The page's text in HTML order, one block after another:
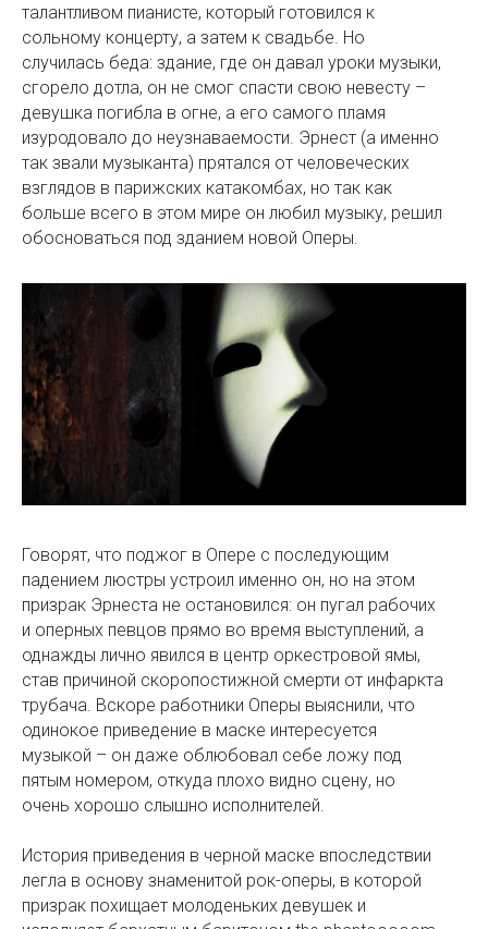
талантливом пианисте, который готовился к
сольному концерту, а затем к свадьбе. Но
случилась беда: здание, где он давал уроки музыки,
сгорело дотла, он не смог спасти свою невесту –
девушка погибла в огне, а его самого пламя
изуродовало до неузнаваемости. Эрнест (а именно
так звали музыканта) прятался от человеческих
взглядов в парижских катакомбах, но так как
больше всего в этом мире он любил музыку, решил
обосноваться под зданием новой Оперы.
Говорят, что поджог в Опере с последующим
падением люстры устроил именно он, но на этом
призрак Эрнеста не остановился: он пугал рабочих
и оперных певцов прямо во время выступлений, а
однажды лично явился в центр оркестровой ямы,
став причиной скоропостижной смерти от инфаркта
трубача. Вскоре работники Оперы выяснили, что
одинокое приведение в маске интересуется
музыкой – он даже облюбовал себе ложу под
пятым номером, откуда плохо видно сцену, но
очень хорошо слышно исполнителей.
История приведения в черной маске впоследствии
легла в основу знаменитой рок-оперы, в которой
призрак похищает молоденьких девушек и